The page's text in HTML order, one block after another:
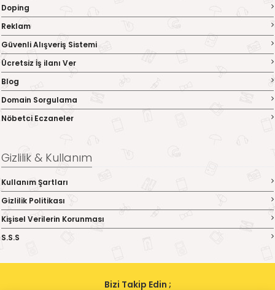
Doping
Reklam
Güvenli Alışveriş Sistemi
Ücretsiz İş ilanı Ver
Blog
Domain Sorgulama
Nöbetci Eczaneler
Gizlilik & Kullanım
Kullanım Şartları
Gizlilik Politikası
Kişisel Verilerin Korunması
S.S.S
Bizi Takip Edin ;